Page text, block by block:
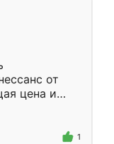
от
цена и
Приехавший
1